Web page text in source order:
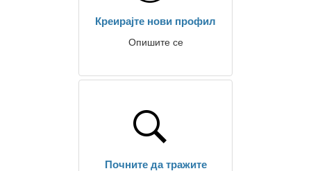
Креирајте нови профил
Опишите се
Почните да тражите